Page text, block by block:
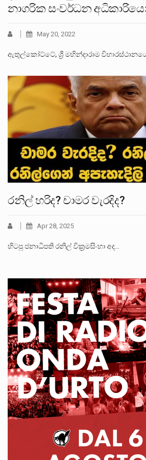
නාගරික සංවර්ධන
May 20, 2022
ඇතුල්කෝට්ටේ, ශ්‍රී මහින්දාරාම
රනිල් හරිද? චාමර වැරදිද?
Apr 28, 2025
හිටපු ජනාධිපති රනිල් වික්‍රමසිංහා අද…